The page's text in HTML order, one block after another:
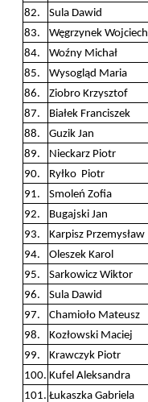
82.
Sula Dawid
83.
Węgrzynek Wojciech
84.
Woźny Michał
85.
Wysogląd Maria
86.
Ziobro Krzysztof
87.
Białek Franciszek
88.
Guzik Jan
89.
Nieckarz Piotr
90.
Ryłko Piotr
91.
Smoleń Zofia
92.
Bugajski Jan
93.
Karpisz Przemysław
94.
Oleszek Karol
95.
Sarkowicz Wiktor
96.
Sula Dawid
97.
Chamioło Mateusz
98.
Kozłowski Maciej
99.
Krawczyk Piotr
100. Kufel Aleksandra
101. Łukaszka Gabriela